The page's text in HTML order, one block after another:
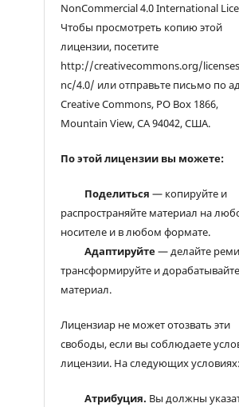
NonCommercial 4.0 International
Чтобы просмотреть копию этой
лицензии, посетите
http://creativecommons.org/
nc/4.0/ или отправьте письмо по
Creative Commons, PO Box 1866,
Mountain View, CA 94042, США.
По этой лицензии вы можете:
Поделиться — копируйте и
распространяйте материал на
носителе и в любом формате.
Адаптируйте— делайте
трансформируйте и дорабатывайте
материал.
Лицензиар не может отозвать эти
свободы, если вы соблюдаете
лицензии. На следующих условиях:
Атрибуция. Вы должны